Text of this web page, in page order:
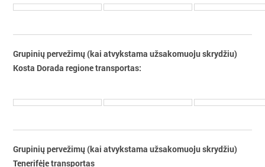
Grupinių pervežimų (kai atvykstama užsakomuoju skrydžiu)
Kosta Dorada regione transportas:
Grupinių pervežimų (kai atvykstama užsakomuoju skrydžiu)
Tenerifėje transportas